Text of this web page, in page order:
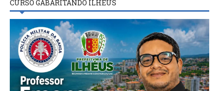
CURSO GABARITANDO ILHÉUS